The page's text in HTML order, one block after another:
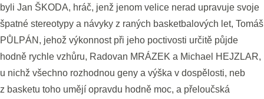
byli Jan ŠKODA, hráč, jenž jenom velice nerad upravuje svoje
špatné stereotypy a návyky z raných basketbalových let, Tomáš
PŮLPÁN, jehož výkonnost při jeho poctivosti určitě půjde
hodně rychle vzhůru, Radovan MRÁZEK a Michael HEJZLAR,
u nichž všechno rozhodnou geny a výška v dospělosti, neb
z basketu toho umějí opravdu hodně moc, a přeloučská